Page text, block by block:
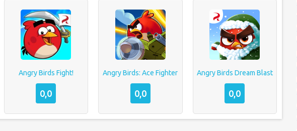
Angry Birds Fight!
0,0
Angry Birds: Ace Fighter
0,0
Angry Birds Dream Blast
0,0